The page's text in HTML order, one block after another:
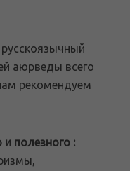
аюрведы всего
рекомендуем
и полезного :